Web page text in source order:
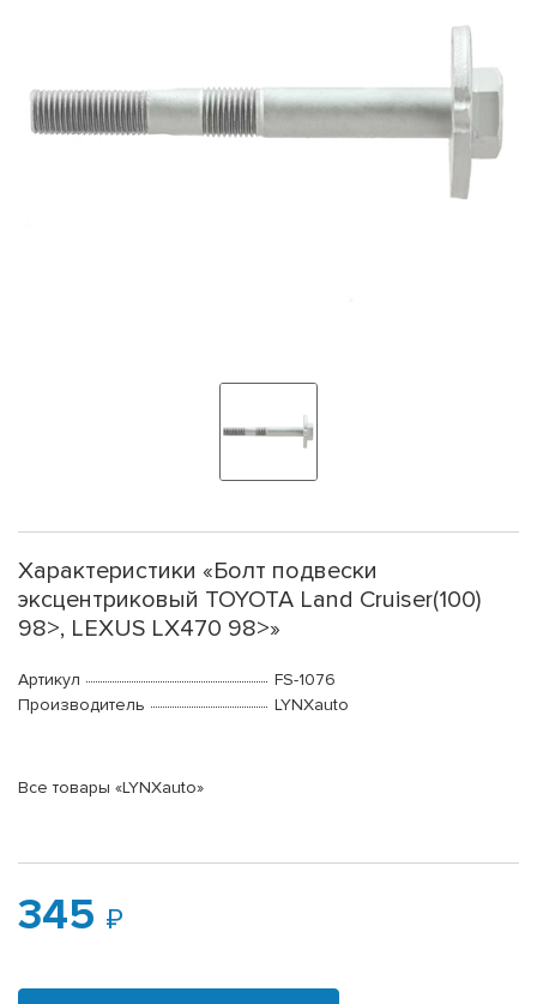
Характеристики «Болт подвески
эксцентриковый TOYOTA Land Cruiser(100)
98>, LEXUS LX470 98>»
Артикул
FS-1076
Производитель
LYNXauto
Все товары «LYNXauto»
345